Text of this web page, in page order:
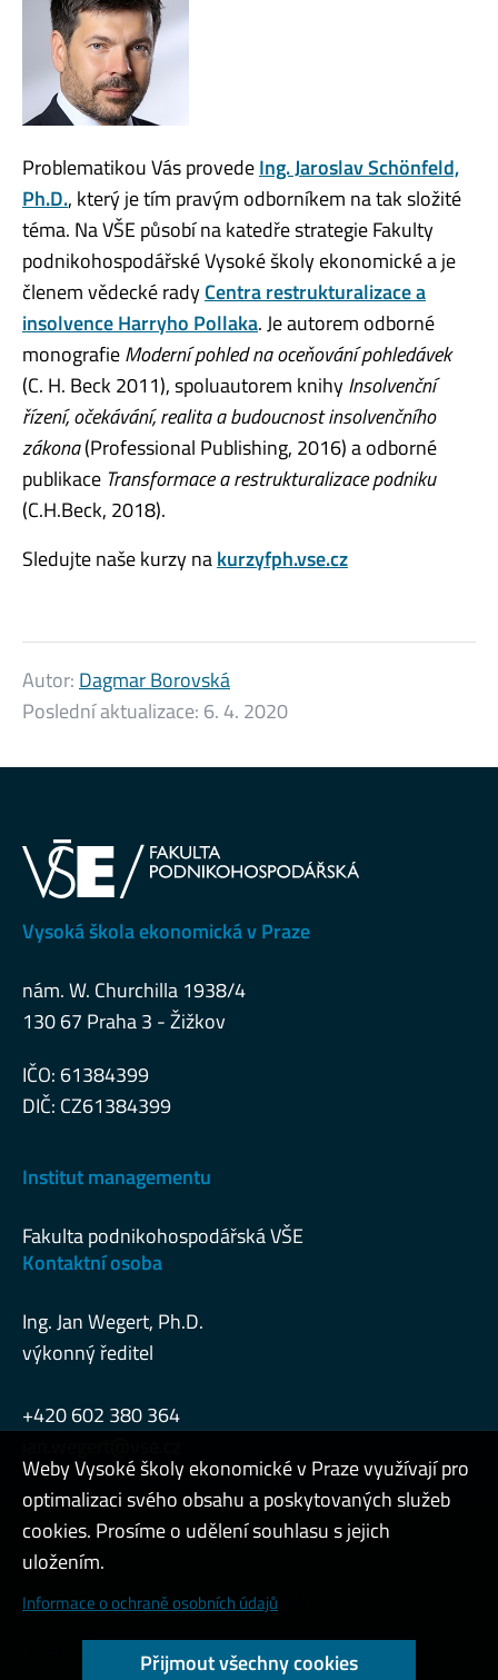
Problematikou Vás provedeIng. Jaroslav Schönfeld,
Ph.D., který je tím pravým odborníkem na tak složité
téma. Na VŠE působí na katedře strategie Fakulty
podnikohospodářské Vysoké školy ekonomické a je
členem vědecké radyCentra restrukturalizace a
insolvence Harryho Pollaka. Je autorem odborné
monografieModerní pohled na oceňování pohledávek
(C. H. Beck 2011), spoluautorem knihyInsolvenční
řízení, očekávání, realita a budoucnost insolvenčního
zákona(Professional Publishing, 2016) a odborné
publikace Transformace a restrukturalizace podniku
(C.H.Beck, 2018).
Sledujte naše kurzy nakurzyfph.vse.cz
Autor: Dagmar Borovská
Poslední aktualizace: 6. 4. 2020
Vysoká škola ekonomická v Praze
nám. W. Churchilla 1938/4
130 67 Praha 3 - Žižkov
IČO: 61384399
DIČ: CZ61384399
Institut managementu
Fakulta podnikohospodářská VŠE
Kontaktní osoba
Ing. Jan Wegert, Ph.D.
výkonný ředitel
+420 602 380 364
Admin
Cookies a ochrana osobních údajů
Přístupnost webu
Weby Vysoké školy ekonomické v Praze využívají pro
optimalizaci svého obsahu a poskytovaných služeb
cookies. Prosíme o udělení souhlasu s jejich
uložením.
Informace o ochraně osobních údajů
Přijmout všechny cookies